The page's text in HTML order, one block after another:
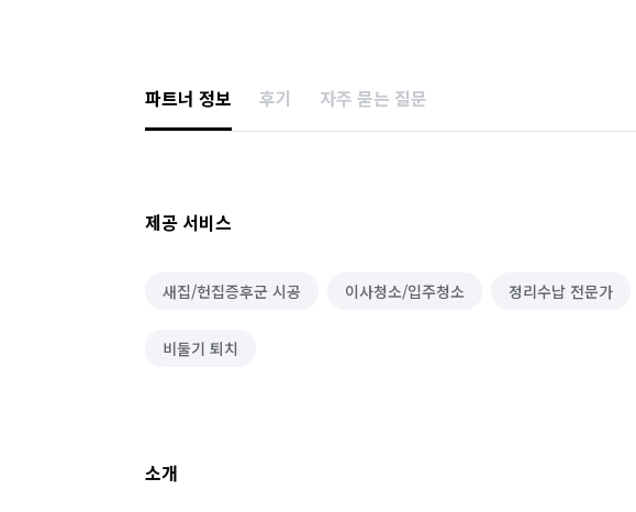
파트너 정보 후기 자주 묻는 질문
제공 서비스
새집/헌집증후군 시공 이사청소/입주청소 정리수납 전문가
비둘기 퇴치
소개